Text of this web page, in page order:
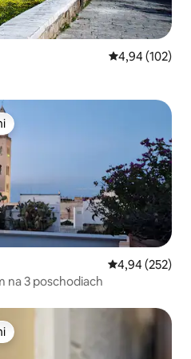
Priemerné
4,94 (102)
Priemerné
4,94 (252)
na 3 poschodiach